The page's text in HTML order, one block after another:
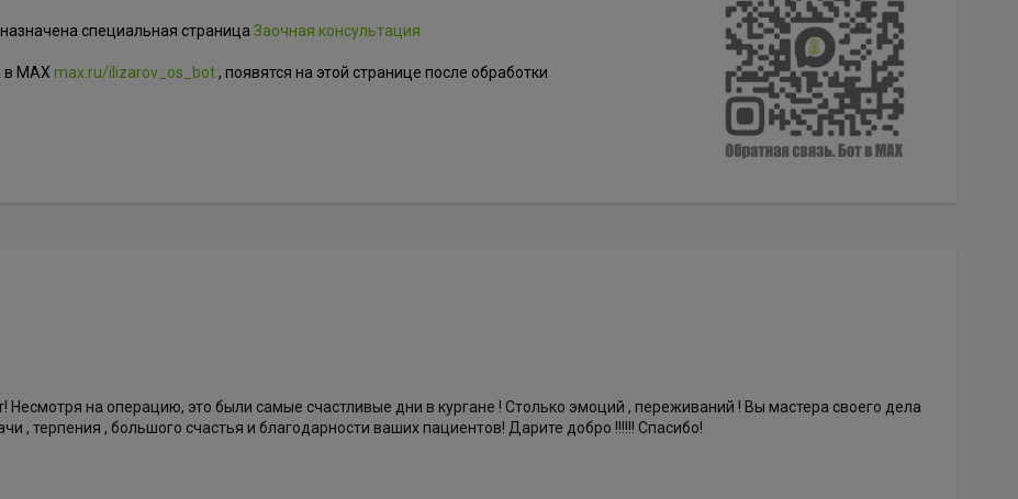
специальная страница Заочная консультация
MAX max.ru/ilizarov_os_bot, появятся на этой странице после обработки
Несмотря на операцию, это были самые счастливые дни в кургане ! Столько эмоций , переживаний ! Вы мастера своего дела
, терпения , большого счастья и благодарности ваших пациентов! Дарите добро !!!!!! Спасибо!